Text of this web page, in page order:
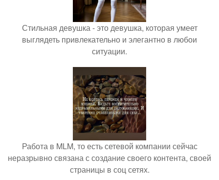
Стильная девушка - это девушка, которая умеет
выглядеть привлекательно и элегантно в любои
ситуации.
Работа в MLM, то есть сетевой компании сейчас
неразрывно связана с создание своего контента, своей
страницы в соц сетях.